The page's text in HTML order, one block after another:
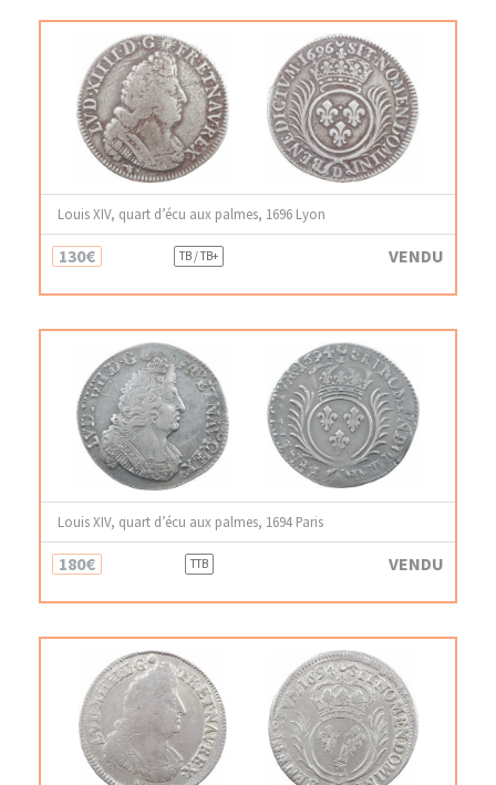
Louis XIV, quart d’écu aux palmes, 1696 Lyon
130€ TB / TB+ VENDU
Louis XIV, quart d’écu aux palmes, 1694 Paris
180€ TTB VENDU